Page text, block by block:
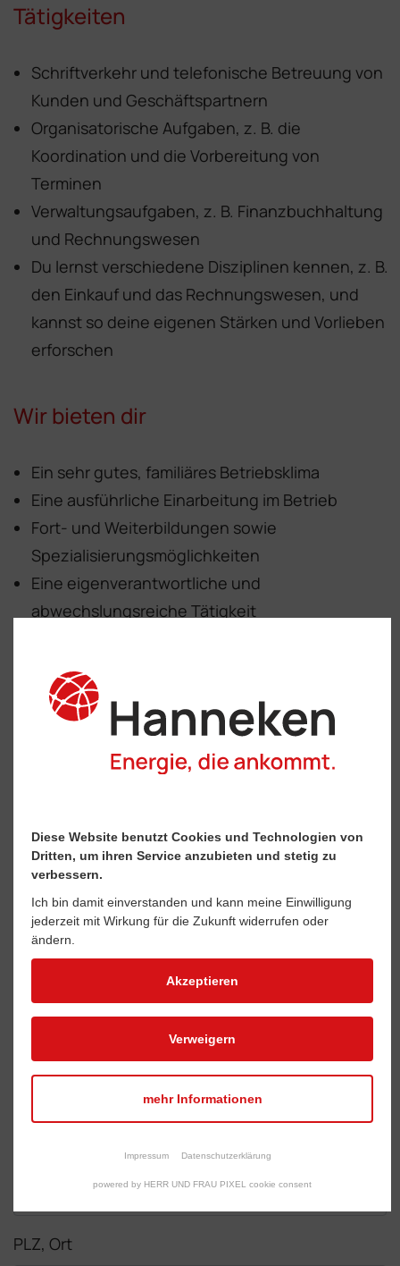
Tätigkeiten
Schriftverkehr und telefonische Betreuung von
Kunden und Geschäftspartnern
Organisatorische Aufgaben, z. B. die
Koordination und die Vorbereitung von
Terminen
Verwaltungsaufgaben, z. B. Finanzbuchhaltung
und Rechnungswesen
Du lernst verschiedene Disziplinen kennen, z. B.
den Einkauf und das Rechnungswesen, und
kannst so deine eigenen Stärken und Vorlieben
erforschen
Wir bieten dir
Ein sehr gutes, familiäres Betriebsklima
Eine ausführliche Einarbeitung im Betrieb
Fort- und Weiterbildungen sowie
Spezialisierungsmöglichkeiten
Eine eigenverantwortliche und
abwechslungsreiche Tätigkeit
Arbeitsplatz
Vermögenswirksame Leistungen möglich
30 Tage wohlverdienten Jahresurlaub
Gemeinsame Events wie Abteilungsausflüge,
Sommerfeste, Weihnachtsfeier
Jetzt bewerben!
Um das Formular nutzen zu können, müssen
Cookie-Richtlinien
Name, Vorname*
Straße, Hausnummer
PLZ, Ort
Diese Website benutzt Cookies und Technologien von
Dritten, um ihren Service anzubieten und stetig zu
verbessern.
Ich bin damit einverstanden und kann meine Einwilligung
jederzeit mit Wirkung für die Zukunft widerrufen oder
ändern.
Akzeptieren
Verweigern
mehr Informationen
Impressum Datenschutzerklärung
powered by HERR UND FRAU PIXEL cookie consent